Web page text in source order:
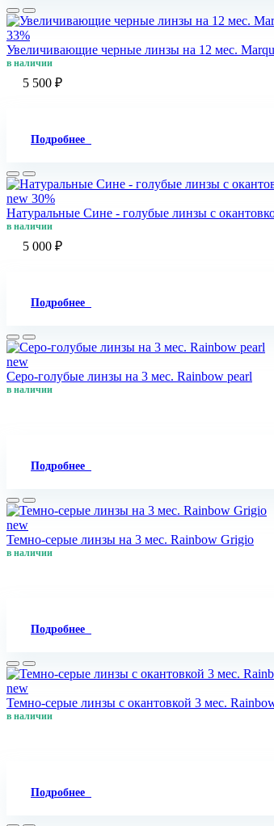
33%
Увеличивающие черные линзы на 12 мес.
в наличии
5 500 ₽
Подробнее
new 30%
Натуральные Сине - голубые линзы c
в наличии
5 000 ₽
Подробнее
new
Серо-голубые линзы на 3 мес. Rainbow pearl
в наличии
Подробнее
new
Темно-серые линзы на 3 мес. Rainbow Grigio
в наличии
Подробнее
new
Темно-серые линзы с окантовкой 3 мес.
в наличии
Подробнее